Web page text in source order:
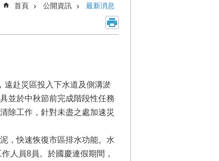
首頁 公開資訊 最新消息
遠赴災區投入下水道及側溝淤
並於中秋節前完成階段性任務
除工作，針對未盡之處加速災
，快速恢復市區排水功能。水
人員8員。於國慶連假期間，